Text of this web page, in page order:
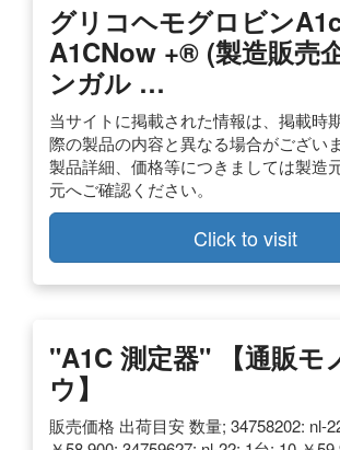
グリコヘモグロビン
A1CNow +® (製造販売
ンガル …
当サイトに掲載された情報は、掲載時
際の製品の内容と異なる場合がござい
製品詳細、価格等につきましては製造
元へご確認ください。
Click to visit
"A1C 測定器" 【通販モ
ウ】
販売価格 出荷目安 数量; 34758202: nl-